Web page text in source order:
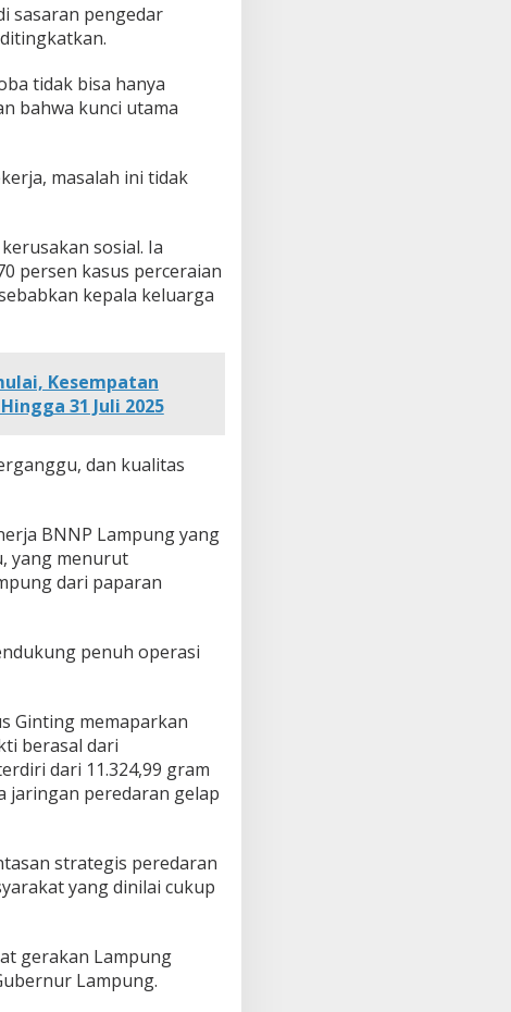
sasaran pengedar
tidak bisa hanya
bahwa kunci utama
masalah ini tidak
sosial. Ia
persen kasus perceraian
kepala keluarga
Kesempatan
31 Juli 2025
dan kualitas
BNNP Lampung yang
yang menurut
dari paparan
penuh operasi
Ginting memaparkan
berasal dari
dari 11.324,99 gram
jaringan peredaran gelap
strategis peredaran
yang dinilai cukup
gerakan Lampung
Lampung.